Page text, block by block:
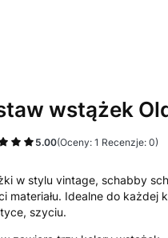
wstążek
5.00(Oceny: 1 Recenzje: 0)
w stylu vintage, schabby
materiału. Idealne do
szyciu.